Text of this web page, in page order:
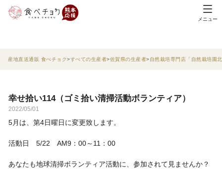
メニュー
産地直送通販 食べチョク すべての生産者 佐賀県の生産者 自然栽培専門店「自然栽培園
幸せ拾い114（ゴミ拾い清掃活動ボランティア）
2022/05/01
5月は、第4日曜日に変更致します。
活動日 5/22 AM9：00～11：00
あなたも地球清掃ボランティア活動に、参加されて見ませんか？